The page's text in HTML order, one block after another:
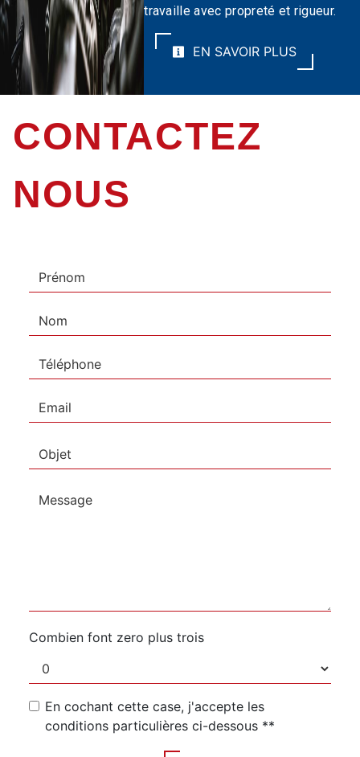
travaille avec propreté et rigueur.
EN SAVOIR PLUS
CONTACTEZ
NOUS
Combien font zero plus trois
En cochant cette case, j'accepte les
conditions particulières ci-dessous **